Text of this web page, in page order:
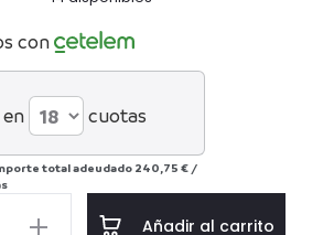
con
cuotas
total adeudado 240,75 € /
Añadir al carrito